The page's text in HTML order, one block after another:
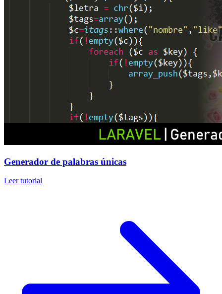
Generador de palabras únicas
Leer tutorial